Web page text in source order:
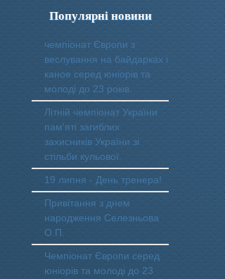
Популярні новини
чемпіонат Європи з
веслування на байдарках і
каное серед юніорів та
молоді до 23 років.
Літній чемпіонат України
пам'яті загиблих
захисників України зі
стільби кульової.
19 липня - День тренера!
Привітання з днем
народження Селезньова
О.П.
Чемпіонат Європи серед
юніорів та молоді до 23